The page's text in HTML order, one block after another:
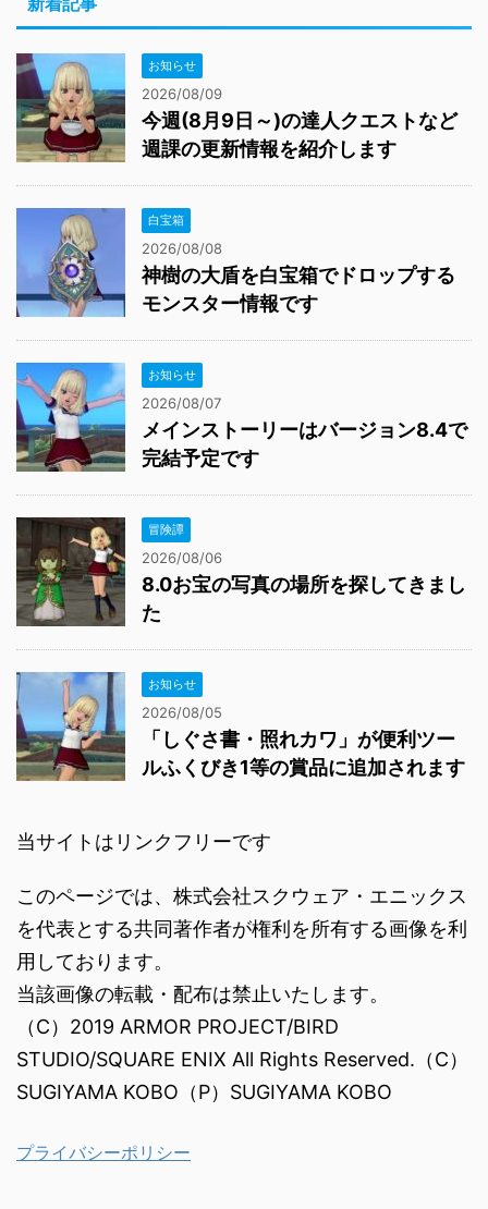
お知らせ
2026/08/09
今週(8月9日～)の達人クエストなど
週課の更新情報を紹介します
白宝箱
2026/08/08
神樹の大盾を白宝箱でドロップする
モンスター情報です
お知らせ
2026/08/07
メインストーリーはバージョン8.4で
完結予定です
冒険譚
2026/08/06
8.0お宝の写真の場所を探してきまし
た
お知らせ
2026/08/05
「しぐさ書・照れカワ」が便利ツー
ルふくびき1等の賞品に追加されます
当サイトはリンクフリーです
このページでは、株式会社スクウェア・エニックス
を代表とする共同著作者が権利を所有する画像を利
用しております。
当該画像の転載・配布は禁止いたします。
（C）2019 ARMOR PROJECT/BIRD
STUDIO/SQUARE ENIX All Rights Reserved.（C）
SUGIYAMA KOBO（P）SUGIYAMA KOBO
プライバシーポリシー